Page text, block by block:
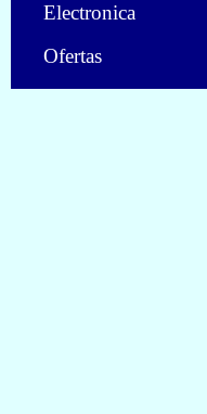
Electronica
Ofertas